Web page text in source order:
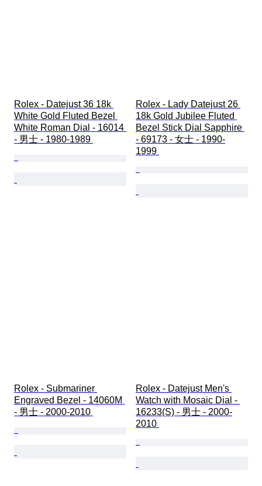
Rolex - Datejust 36 18k
White Gold Fluted Bezel
White Roman Dial - 16014
- 男士 - 1980-1989
Rolex - Lady Datejust 26
18k Gold Jubilee Fluted
Bezel Stick Dial Sapphire
- 69173 - 女士 - 1990-
1999
Rolex - Submariner
Engraved Bezel - 14060M
- 男士 - 2000-2010
Rolex - Datejust Men's
Watch with Mosaic Dial -
16233(S) - 男士 - 2000-
2010